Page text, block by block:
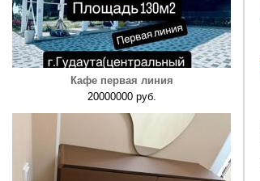
Кафе первая линия
20000000 руб.